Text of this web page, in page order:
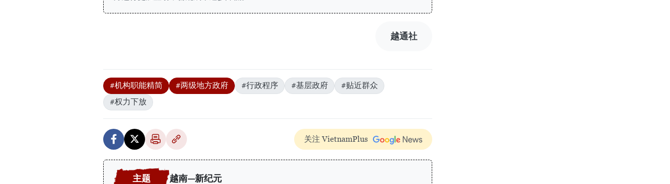
越通社
#机构职能精简 #两级地方政府 #行政程序 #基层政府
#贴近群众
#权力下放
关注 VietnamPlus
越南—新纪元